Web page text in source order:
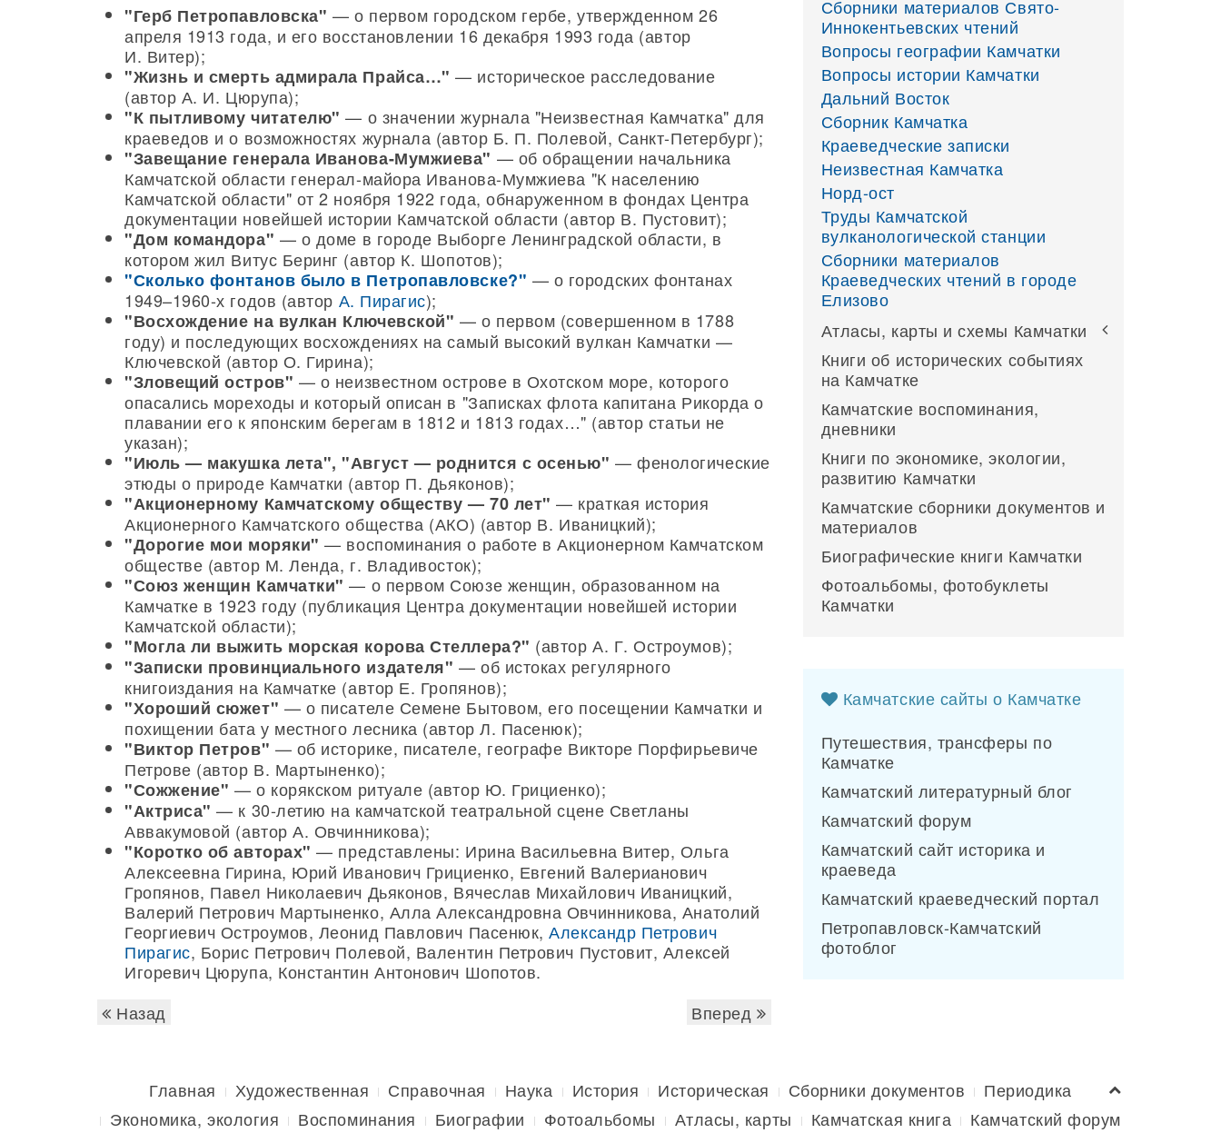
"Герб Петропавловска" — о первом городском гербе, утвержденном 26
апреля 1913 года, и его восстановлении 16 декабря 1993 года (автор
И. Витер);
"Жизнь и смерть адмирала Прайса…" — историческое расследование
(автор А. И. Цюрупа);
"К пытливому читателю" — о значении журнала "Неизвестная Камчатка" для
краеведов и о возможностях журнала (автор Б. П. Полевой, Санкт-Петербург);
"Завещание генерала Иванова-Мумжиева" — об обращении начальника
Камчатской области генерал-майора Иванова-Мумжиева "К населению
Камчатской области" от 2 ноября 1922 года, обнаруженном в фондах Центра
документации новейшей истории Камчатской области (автор В. Пустовит);
"Дом командора" — о доме в городе Выборге Ленинградской области, в
котором жил Витус Беринг (автор К. Шопотов);
"Сколько фонтанов было в Петропавловске?" — о городских фонтанах
1949–1960-х годов (автор А. Пирагис);
"Восхождение на вулкан Ключевской" — о первом (совершенном в 1788
году) и последующих восхождениях на самый высокий вулкан Камчатки —
Ключевской (автор О. Гирина);
"Зловещий остров" — о неизвестном острове в Охотском море, которого
опасались мореходы и который описан в "Записках флота капитана Рикорда о
плавании его к японским берегам в 1812 и 1813 годах…" (автор статьи не
указан);
"Июль — макушка лета", "Август — роднится с осенью" — фенологические
этюды о природе Камчатки (автор П. Дьяконов);
"Акционерному Камчатскому обществу — 70 лет" — краткая история
Акционерного Камчатского общества (АКО) (автор В. Иваницкий);
"Дорогие мои моряки" — воспоминания о работе в Акционерном Камчатском
обществе (автор М. Ленда, г. Владивосток);
"Союз женщин Камчатки" — о первом Союзе женщин, образованном на
Камчатке в 1923 году (публикация Центра документации новейшей истории
Камчатской области);
"Могла ли выжить морская корова Стеллера?" (автор А. Г. Остроумов);
"Записки провинциального издателя" — об истоках регулярного
книгоиздания на Камчатке (автор Е. Гропянов);
"Хороший сюжет" — о писателе Семене Бытовом, его посещении Камчатки и
похищении бата у местного лесника (автор Л. Пасенюк);
"Виктор Петров" — об историке, писателе, географе Викторе Порфирьевиче
Петрове (автор В. Мартыненко);
"Сожжение" — о корякском ритуале (автор Ю. Грициенко);
"Актриса" — к 30-летию на камчатской театральной сцене Светланы
Аввакумовой (автор А. Овчинникова);
"Коротко об авторах" — представлены: Ирина Васильевна Витер, Ольга
Алексеевна Гирина, Юрий Иванович Грициенко, Евгений Валерианович
Гропянов, Павел Николаевич Дьяконов, Вячеслав Михайлович Иваницкий,
Валерий Петрович Мартыненко, Алла Александровна Овчинникова, Анатолий
Георгиевич Остроумов, Леонид Павлович Пасенюк,Александр Петрович
Пирагис, Борис Петрович Полевой, Валентин Петрович Пустовит, Алексей
Игоревич Цюрупа, Константин Антонович Шопотов.
Назад
Вперед
Сборники материалов Свято-
Иннокентьевских чтений
Вопросы географии Камчатки
Вопросы истории Камчатки
Дальний Восток
Сборник Камчатка
Краеведческие записки
Неизвестная Камчатка
Норд-ост
Труды Камчатской
вулканологической станции
Сборники материалов
Краеведческих чтений в городе
Елизово
Атласы, карты и схемы Камчатки
Книги об исторических событиях
на Камчатке
Камчатские воспоминания,
дневники
Книги по экономике, экологии,
развитию Камчатки
Камчатские сборники документов и
материалов
Биографические книги Камчатки
Фотоальбомы, фотобуклеты
Камчатки
Камчатские сайты о Камчатке
Путешествия, трансферы по
Камчатке
Камчатский литературный блог
Камчатский форум
Камчатский сайт историка и
краеведа
Камчатский краеведческий портал
Петропавловск-Камчатский
фотоблог
Главная Художественная Справочная Наука История Историческая Сборники документов
Периодика
Экономика, экология
Воспоминания Биографии Фотоальбомы Атласы, карты Камчатская книга Камчатский форум